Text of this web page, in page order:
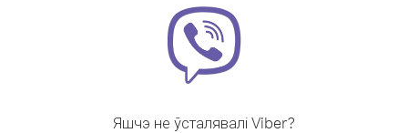
Яшчэ не ўсталявалі Viber?